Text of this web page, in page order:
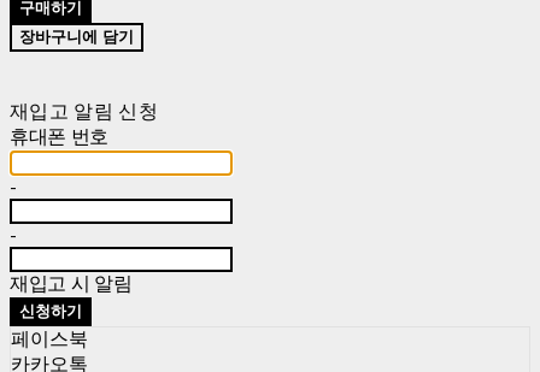
구매하기
장바구니에 담기
재입고 알림 신청
휴대폰 번호
-
-
재입고 시 알림
신청하기
페이스북
카카오톡